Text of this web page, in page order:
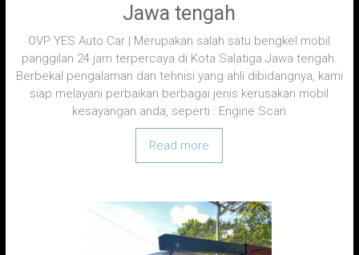
Jawa tengah
OVP YES Auto Car | Merupakan salah satu bengkel mobil
panggilan 24 jam terpercaya di Kota Salatiga Jawa tengah.
Berbekal pengalaman dan tehnisi yang ahli dibidangnya, kami
siap melayani perbaikan berbagai jenis kerusakan mobil
kesayangan anda, seperti : Engine Scan
Read more